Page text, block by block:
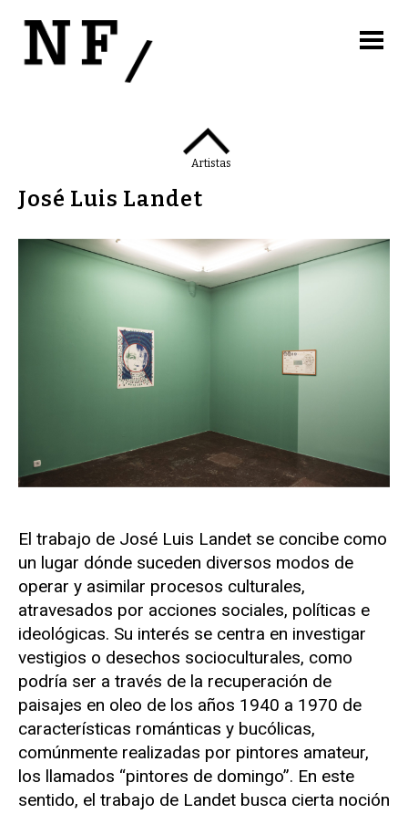
Artistas
José Luis Landet
El trabajo de José Luis Landet se concibe como
un lugar dónde suceden diversos modos de
operar y asimilar procesos culturales,
atravesados por acciones sociales, políticas e
ideológicas. Su interés se centra en investigar
vestigios o desechos socioculturales, como
podría ser a través de la recuperación de
paisajes en oleo de los años 1940 a 1970 de
características románticas y bucólicas,
comúnmente realizadas por pintores amateur,
los llamados “pintores de domingo”. En este
sentido, el trabajo de Landet busca cierta noción